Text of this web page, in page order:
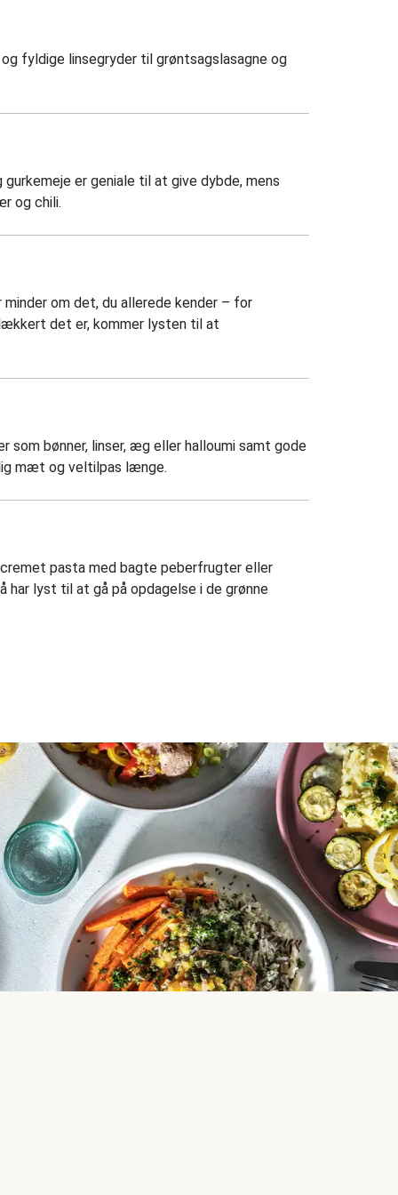
fyldige linsegryder til grøntsagslasagne og
er geniale til at give dybde, mens
og chili.
om det, du allerede kender – for
det er, kommer lysten til at
bønner, linser, æg eller halloumi samt gode
mæt og veltilpas længe.
pasta med bagte peberfrugter eller
har lyst til at gå på opdagelse i de grønne